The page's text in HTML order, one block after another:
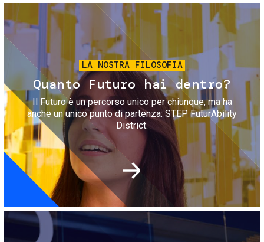
Immagine
LA NOSTRA FILOSOFIA
Quanto Futuro hai dentro?
Il Futuro è un percorso unico per chiunque, ma ha
anche un unico punto di partenza: STEP FuturAbility
District.
Immagine